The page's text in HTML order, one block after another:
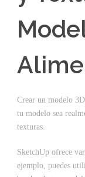
Crear un modelo
tu modelo sea
texturas.
SketchUp ofrece
ejemplo, puedes